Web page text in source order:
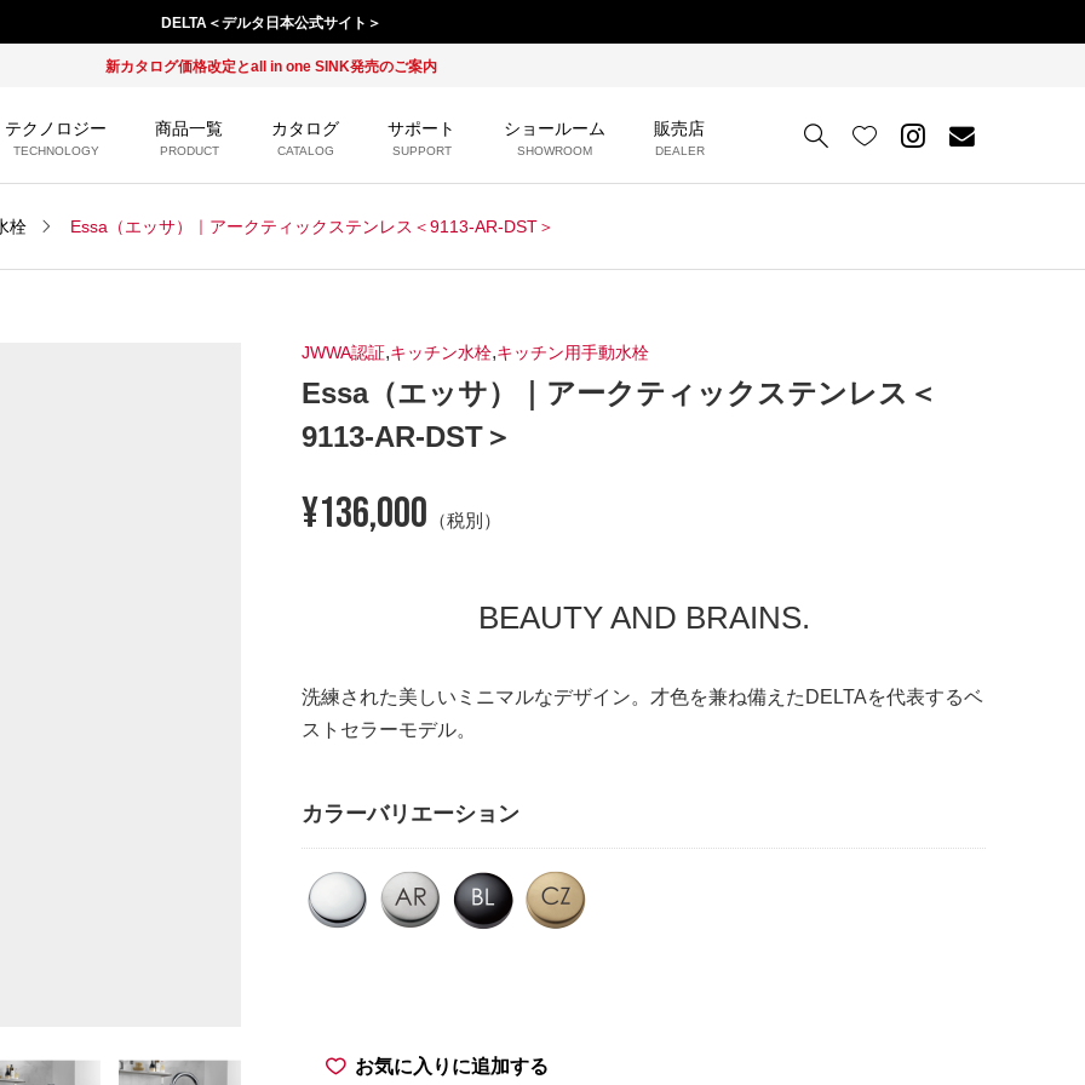
DELTA＜デルタ日本公式サイト＞
新カタログ価格改定とall in one SINK発売のご案内
テクノロジー
TECHNOLOGY
商品一覧
PRODUCT
カタログ
CATALOG
サポート
SUPPORT
ショールーム
SHOWROOM
販売店
DEALER
 
栓 Essa（エッサ）｜アークティックステンレス＜9113-AR-DST＞
JWWA認証,キッチン水栓,キッチン用手動水栓
Essa（エッサ）｜アークティックステンレス＜
9113-AR-DST＞
¥136,000 （税別）
BEAUTY AND BRAINS.
洗練された美しいミニマルなデザイン。才色を兼ね備えたDELTAを代表するベ
ストセラーモデル。
カラーバリエーション
お気に入りに追加する